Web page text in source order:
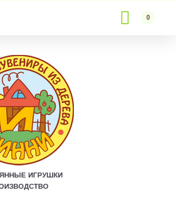
to
content
0
ИГРУШКИ